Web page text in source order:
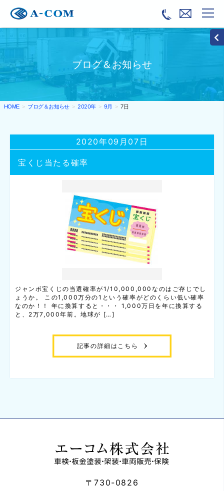
ブログ＆お知らせ
HOME ブログ＆お知らせ 2020年 9月 7日
宝くじ当たる確率
2020年09月07日
ジャンボ宝くじの当選確率が1/10,000,000なのはご存じでし
ょうか。 この1,000万分の1という確率がどのくらい低い確率
なのか！！ 年に換算すると・・・ 1,000万日を年に換算する
と、2万7,000年前。地球が […]
記事の詳細はこちら
〒730-0826